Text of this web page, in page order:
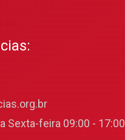
Sexta-feira 09:00 - 17:00